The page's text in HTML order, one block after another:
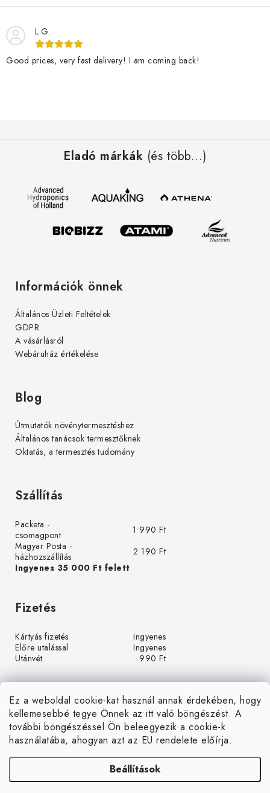
Ez a weboldal cookie-kat használ annak érdekében, hogy
kellemesebbé tegye Önnek az itt való böngészést. A
további böngészéssel Ön beleegyezik a cookie-k
használatába, ahogyan azt az EU rendelete előírja.
Beállítások
e
l
e
m
L.G.
Good prices, very fast delivery! I am coming back!
Eladó márkák (és több...)
Információk önnek
Általános Üzleti Feltételek
GDPR
A vásárlásról
Webáruház értékelése
Blog
Útmutatók növénytermesztéshez
Általános tanácsok termesztőknek
Oktatás, a termesztés tudomány
Szállítás
Packeta -
csomagpont
1 990 Ft
Magyar Posta -
házhozszállítás
2 190 Ft
Ingyenes 35 000 Ft felett
Fizetés
Kártyás fizetés
Ingyenes
Előre utalással
Ingyenes
Utánvét
990 Ft
r